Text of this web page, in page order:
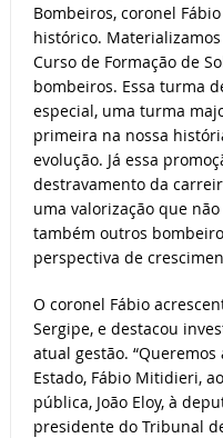
Bombeiros, coronel
histórico.
Curso de Formação de
bombeiros. Essa turma
especial, uma turma
primeira na nossa
evolução. Já essa
destravamento da
uma valorização que
também outros
perspectiva de
O coronel Fábio
Sergipe, e destacou
atual gestão.
Estado, Fábio Mitidieri,
pública, João Eloy, à
presidente do Tribunal